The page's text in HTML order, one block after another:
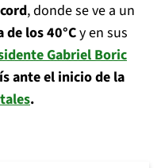
, donde se ve a un
los 40°Cy en sus
Gabriel Boric
ante el inicio de la
.